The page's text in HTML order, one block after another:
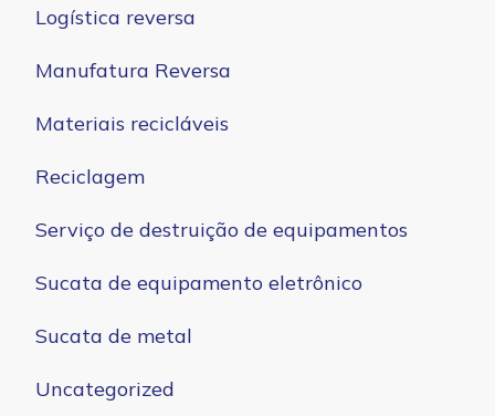
Logística reversa
Manufatura Reversa
Materiais recicláveis
Reciclagem
Serviço de destruição de equipamentos
Sucata de equipamento eletrônico
Sucata de metal
Uncategorized